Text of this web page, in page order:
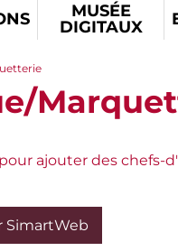
MUSÉE
DIGITAUX
ajouter des chefs-
SimartWeb